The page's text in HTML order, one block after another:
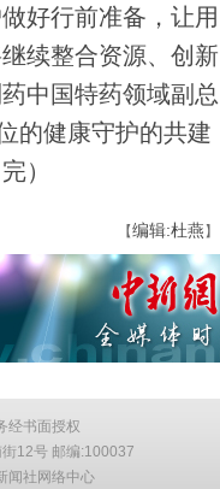
好行前准备，让用
续整合资源、创新
中国特药领域副总
的健康守护的共建
）
【编辑:杜燕 】
经书面授权
12号 邮编:100037
闻社网络中心